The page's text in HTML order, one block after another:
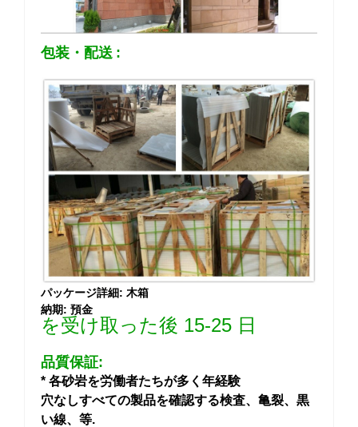
包装・配送 :
パッケージ詳細: 木箱
納期: 預金
を受け取った後 15-25 日
品質保証:
* 各砂岩を労働者たちが多く年経験
穴なしすべての製品を確認する検査、亀裂、黒
い線、等.